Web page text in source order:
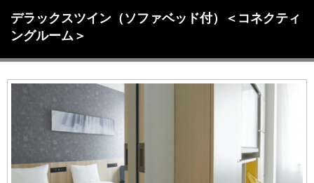
デラックスツイン（ソファベッド付）＜コネクティ
ングルーム＞